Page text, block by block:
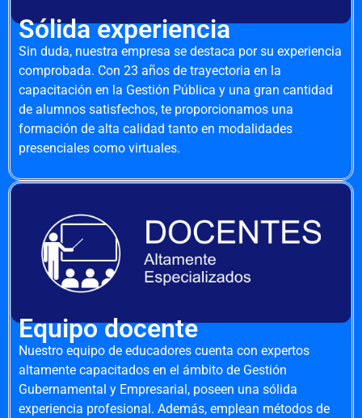
Sólida experiencia
Sin duda, nuestra empresa se destaca por su experiencia
comprobada. Con 23 años de trayectoria en la
capacitación en la Gestión Pública y una gran cantidad
de alumnos satisfechos, te proporcionamos una
formación de alta calidad tanto en modalidades
presenciales como virtuales.
Equipo docente
Nuestro equipo de educadores cuenta con expertos
altamente capacitados en el ámbito de Gestión
Gubernamental y Empresarial, poseen una sólida
experiencia profesional. Además, emplean métodos de